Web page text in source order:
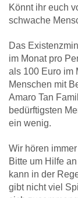
Könnt ihr euch
schwache
Das
im Monat pro
als 100 Euro im
Menschen mit
Amaro Tan
bedürftigsten
ein wenig.
Wir hören
Bitte um Hilfe
kann in der
gibt nicht viel